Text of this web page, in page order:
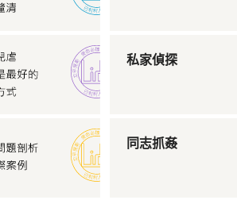
私家偵探
同志抓姦